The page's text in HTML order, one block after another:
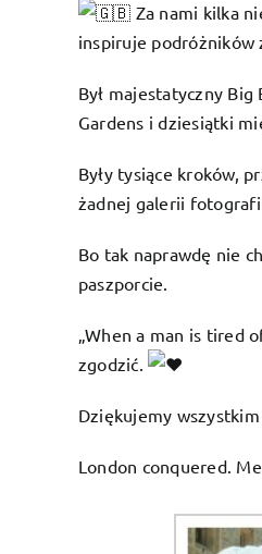
Za nami kilka
inspiruje podróżników
Był majestatyczny
Gardens i dziesiątki
Były tysiące kroków,
żadnej galerii
Bo tak naprawdę nie
paszporcie.
„When a man is tired
zgodzić.
Dziękujemy
London conquered.